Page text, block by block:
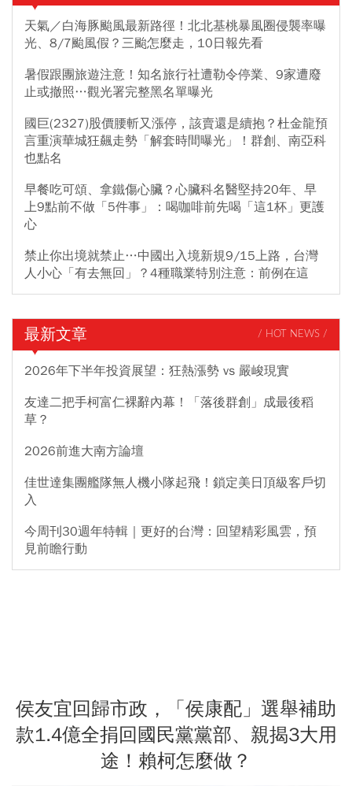
天氣／白海豚颱風最新路徑！北北基桃暴風圈侵襲率曝
光、8/7颱風假？三颱怎麼走，10日報先看
暑假跟團旅遊注意！知名旅行社遭勒令停業、9家遭廢
止或撤照…觀光署完整黑名單曝光
國巨(2327)股價腰斬又漲停，該賣還是續抱？杜金龍預
言重演華城狂飆走勢「解套時間曝光」！群創、南亞科
也點名
早餐吃可頌、拿鐵傷心臟？心臟科名醫堅持20年、早
上9點前不做「5件事」：喝咖啡前先喝「這1杯」更護
心
禁止你出境就禁止…中國出入境新規9/15上路，台灣
人小心「有去無回」？4種職業特別注意：前例在這
最新文章 / HOT NEWS /
2026年下半年投資展望：狂熱漲勢 vs 嚴峻現實
友達二把手柯富仁裸辭內幕！「落後群創」成最後稻
草？
2026前進大南方論壇
佳世達集團艦隊無人機小隊起飛！鎖定美日頂級客戶切
入
今周刊30週年特輯｜更好的台灣：回望精彩風雲，預
見前瞻行動
侯友宜回歸市政，「侯康配」選舉補助
款1.4億全捐回國民黨黨部、親揭3大用
途！賴柯怎麼做？